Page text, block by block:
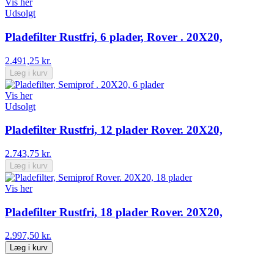
Vis her
Udsolgt
Pladefilter Rustfri, 6 plader, Rover . 20X20,
2.491,25 kr.
Læg i kurv
Vis her
Udsolgt
Pladefilter Rustfri, 12 plader Rover. 20X20,
2.743,75 kr.
Læg i kurv
Vis her
Pladefilter Rustfri, 18 plader Rover. 20X20,
2.997,50 kr.
Læg i kurv